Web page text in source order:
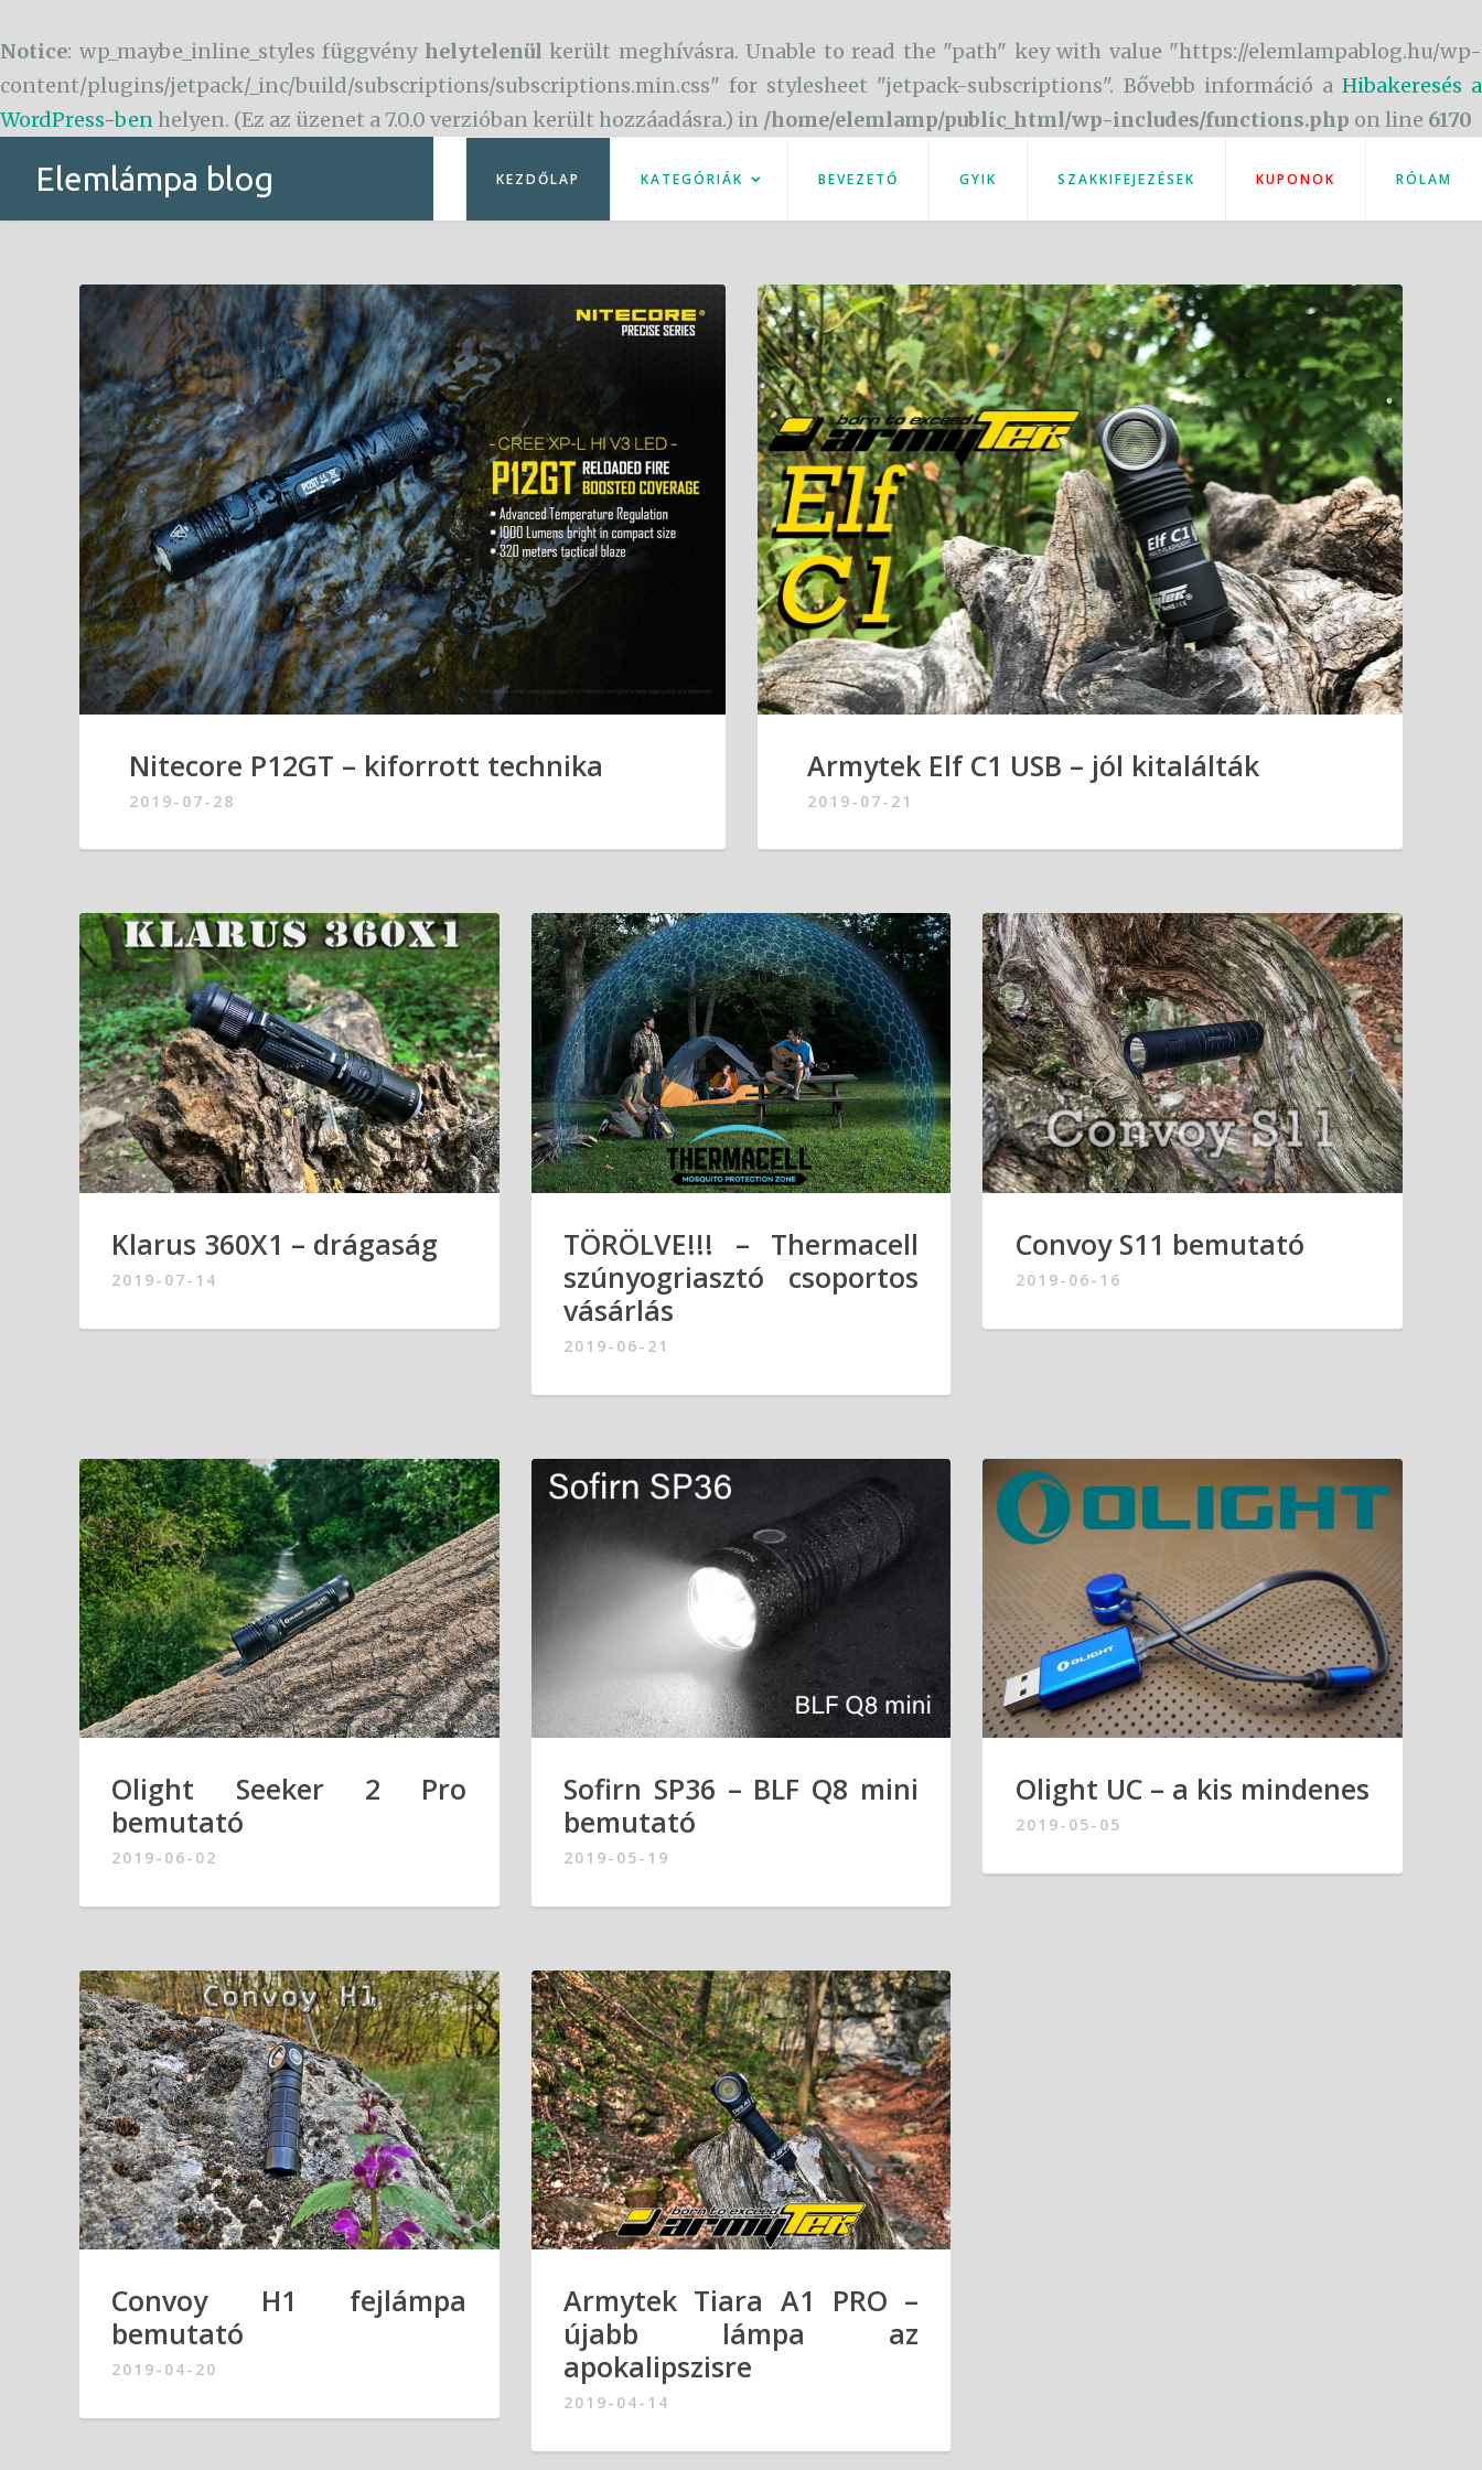
Notice: wp_maybe_inline_styles függvény helytelenül került meghívásra. Unable to read the "path" key with value "https://elemlampablog.hu/wp-
content/plugins/jetpack/_inc/build/subscriptions/subscriptions.min.css" for stylesheet "jetpack-subscriptions". Bővebb információ a Hibakeresés a
WordPress-benhelyen. (Ez az üzenet a 7.0.0 verzióban került hozzáadásra.) in /home/elemlamp/public_html/wp-includes/functions.php on line 6170
Elemlámpa blog KEZDŐLAP KATEGÓRIÁK BEVEZETŐ GYIK SZAKKIFEJEZÉSEK KUPONOK RÓLAM
Nitecore P12GT – kiforrott technika
2019-07-28
Armytek Elf C1 USB – jól kitalálták
2019-07-21
Klarus 360X1 – drágaság
2019-07-14
TÖRÖLVE!!! – Thermacell
szúnyogriasztó csoportos
vásárlás
2019-06-21
Convoy S11 bemutató
2019-06-16
Olight Seeker 2 Pro
bemutató
2019-06-02
Sofirn SP36 – BLF Q8 mini
bemutató
2019-05-19
Olight UC – a kis mindenes
2019-05-05
Convoy H1 fejlámpa
bemutató
2019-04-20
Armytek Tiara A1 PRO –
újabb lámpa az
apokalipszisre
2019-04-14